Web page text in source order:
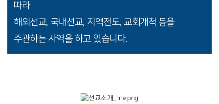
따라
해외선교, 국내선교, 지역전도, 교회개척 등을
주관하는 사역을 하고 있습니다.